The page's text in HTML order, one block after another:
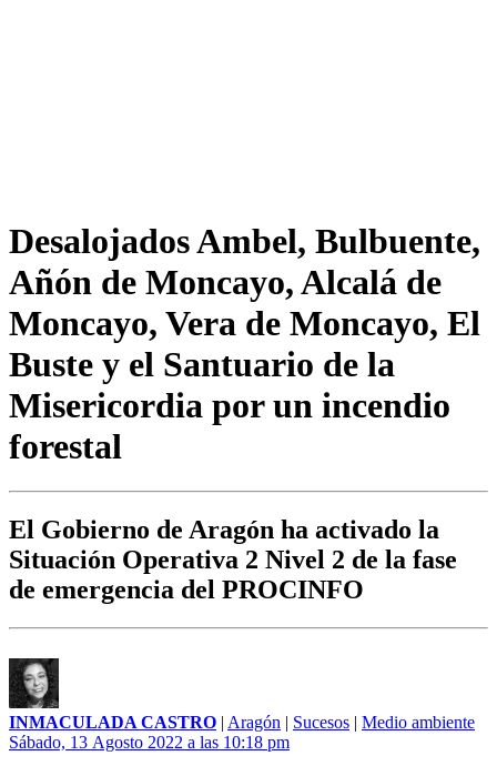
Desalojados Ambel, Bulbuente,
Añón de Moncayo, Alcalá de
Moncayo, Vera de Moncayo, El
Buste y el Santuario de la
Misericordia por un incendio
forestal
El Gobierno de Aragón ha activado la
Situación Operativa 2 Nivel 2 de la fase
de emergencia del PROCINFO
INMACULADA CASTRO | Aragón | Sucesos | Medio ambiente
Sábado, 13 Agosto 2022 a las 10:18 pm